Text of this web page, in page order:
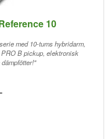
10
med 10-tums hybridarm,
B pickup, elektronisk